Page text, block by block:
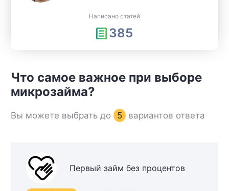
Написано статей
385
Что самое важное при выборе
микрозайма?
Вы можете выбрать до 5 вариантов ответа
Первый займ без процентов